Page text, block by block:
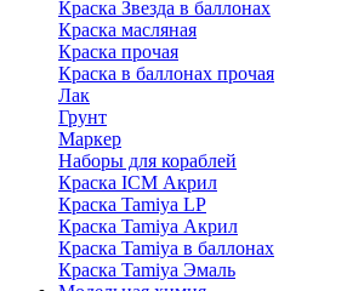
Краска Звезда в баллонах
Краска масляная
Краска прочая
Краска в баллонах прочая
Лак
Грунт
Маркер
Наборы для кораблей
Краска ICM Акрил
Краска Tamiya LP
Краска Tamiya Акрил
Краска Tamiya в баллонах
Краска Tamiya Эмаль